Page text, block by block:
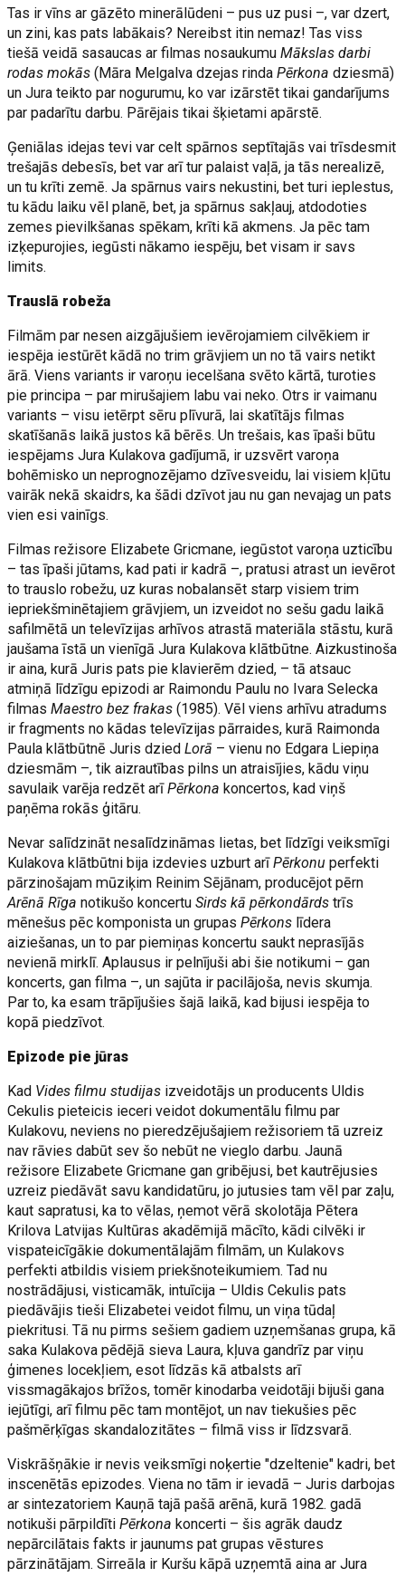
Tas ir vīns ar gāzēto minerālūdeni – pus uz pusi –, var dzert,
un zini, kas pats labākais? Nereibst itin nemaz! Tas viss
tiešā veidā sasaucas ar filmas nosaukumuMākslas darbi
rodas mokās (Māra Melgalva dzejas rindaPērkona dziesmā)
un Jura teikto par nogurumu, ko var izārstēt tikai gandarījums
par padarītu darbu. Pārējais tikai šķietami apārstē.
Ģeniālas idejas tevi var celt spārnos septītajās vai trīsdesmit
trešajās debesīs, bet var arī tur palaist vaļā, ja tās nerealizē,
un tu krīti zemē. Ja spārnus vairs nekustini, bet turi ieplestus,
tu kādu laiku vēl planē, bet, ja spārnus sakļauj, atdodoties
zemes pievilkšanas spēkam, krīti kā akmens. Ja pēc tam
izķepurojies, iegūsti nākamo iespēju, bet visam ir savs
limits.
Trauslā robeža
Filmām par nesen aizgājušiem ievērojamiem cilvēkiem ir
iespēja iestūrēt kādā no trim grāvjiem un no tā vairs netikt
ārā. Viens variants ir varoņu iecelšana svēto kārtā, turoties
pie principa – par mirušajiem labu vai neko. Otrs ir vaimanu
variants – visu ietērpt sēru plīvurā, lai skatītājs filmas
skatīšanās laikā justos kā bērēs. Un trešais, kas īpaši būtu
iespējams Jura Kulakova gadījumā, ir uzsvērt varoņa
bohēmisko un neprognozējamo dzīvesveidu, lai visiem kļūtu
vairāk nekā skaidrs, ka šādi dzīvot jau nu gan nevajag un pats
vien esi vainīgs.
Filmas režisore Elizabete Gricmane, iegūstot varoņa uzticību
– tas īpaši jūtams, kad pati ir kadrā –, pratusi atrast un ievērot
to trauslo robežu, uz kuras nobalansēt starp visiem trim
iepriekšminētajiem grāvjiem, un izveidot no sešu gadu laikā
safilmētā un televīzijas arhīvos atrastā materiāla stāstu, kurā
jaušama īstā un vienīgā Jura Kulakova klātbūtne. Aizkustinoša
ir aina, kurā Juris pats pie klavierēm dzied, – tā atsauc
atmiņā līdzīgu epizodi ar Raimondu Paulu no Ivara Selecka
filmasMaestro bez frakas (1985). Vēl viens arhīvu atradums
ir fragments no kādas televīzijas pārraides, kurā Raimonda
Paula klātbūtnē Juris dzied Lorā – vienu no Edgara Liepiņa
dziesmām –, tik aizrautības pilns un atraisījies, kādu viņu
savulaik varēja redzēt arīPērkona koncertos, kad viņš
paņēma rokās ģitāru.
Nevar salīdzināt nesalīdzināmas lietas, bet līdzīgi veiksmīgi
Kulakova klātbūtni bija izdevies uzburt arīPērkonu perfekti
pārzinošajam mūziķim Reinim Sējānam, producējot pērn
Arēnā Rīga notikušo koncertuSirds kā pērkondārds trīs
mēnešus pēc komponista un grupasPērkons līdera
aiziešanas, un to par piemiņas koncertu saukt neprasījās
nevienā mirklī. Aplausus ir pelnījuši abi šie notikumi – gan
koncerts, gan filma –, un sajūta ir pacilājoša, nevis skumja.
Par to, ka esam trāpījušies šajā laikā, kad bijusi iespēja to
kopā piedzīvot.
Epizode pie jūras
Kad Vides filmu studijas izveidotājs un producents Uldis
Cekulis pieteicis ieceri veidot dokumentālu filmu par
Kulakovu, neviens no pieredzējušajiem režisoriem tā uzreiz
nav rāvies dabūt sev šo nebūt ne vieglo darbu. Jaunā
režisore Elizabete Gricmane gan gribējusi, bet kautrējusies
uzreiz piedāvāt savu kandidatūru, jo jutusies tam vēl par zaļu,
kaut sapratusi, ka to vēlas, ņemot vērā skolotāja Pētera
Krilova Latvijas Kultūras akadēmijā mācīto, kādi cilvēki ir
vispateicīgākie dokumentālajām filmām, un Kulakovs
perfekti atbildis visiem priekšnoteikumiem. Tad nu
nostrādājusi, visticamāk, intuīcija – Uldis Cekulis pats
piedāvājis tieši Elizabetei veidot filmu, un viņa tūdaļ
piekritusi. Tā nu pirms sešiem gadiem uzņemšanas grupa, kā
saka Kulakova pēdējā sieva Laura, kļuva gandrīz par viņu
ģimenes locekļiem, esot līdzās kā atbalsts arī
vissmagākajos brīžos, tomēr kinodarba veidotāji bijuši gana
iejūtīgi, arī filmu pēc tam montējot, un nav tiekušies pēc
pašmērķīgas skandalozitātes – filmā viss ir līdzsvarā.
Viskrāšņākie ir nevis veiksmīgi noķertie "dzeltenie" kadri, bet
inscenētās epizodes. Viena no tām ir ievadā – Juris darbojas
ar sintezatoriem Kauņā tajā pašā arēnā, kurā 1982. gadā
notikuši pārpildītiPērkona koncerti – šis agrāk daudz
nepārcilātais fakts ir jaunums pat grupas vēstures
pārzinātājam. Sirreāla ir Kuršu kāpā uzņemtā aina ar Jura